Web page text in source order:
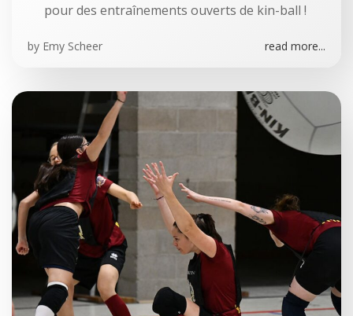
pour des entraînements ouverts de kin-ball !
by Emy Scheer read more...